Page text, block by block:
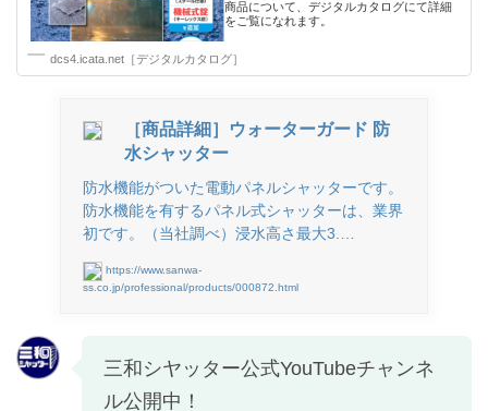
商品について、デジタルカタログにて詳細
をご覧になれます。
dcs4.icata.net［デジタルカタログ］
［商品詳細］ウォーターガード 防
水シャッター
防水機能がついた電動パネルシャッターです。
防水機能を有するパネル式シャッターは、業界
初です。（当社調べ）浸水高さ最大3.…
https://www.sanwa-
ss.co.jp/professional/products/000872.html
三和シヤッター公式YouTubeチャンネ
ル公開中！